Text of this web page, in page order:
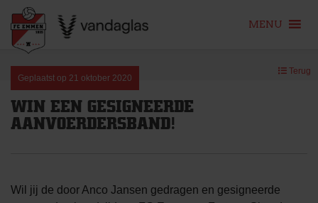
content
MENU
Geplaatst op 21 oktober 2020
Terug
WIN EEN GESIGNEERDE
AANVOERDERSBAND!
Wil jij de door Anco Jansen gedragen en gesigneerde